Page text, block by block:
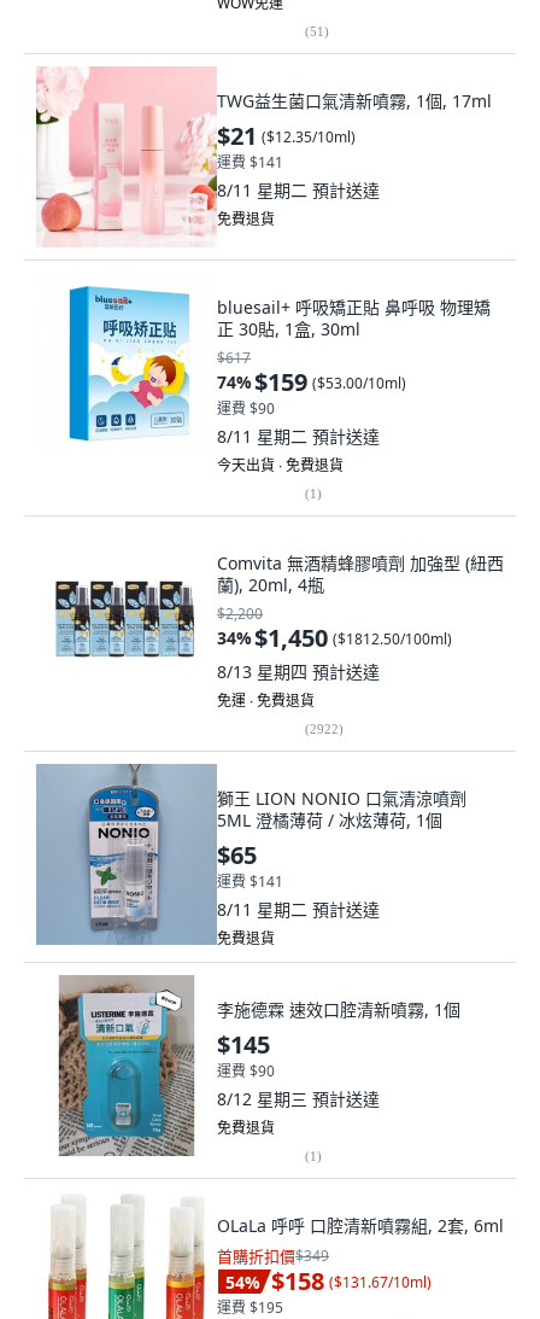
(51)
TWG益生菌口氣清新噴霧, 1個, 17ml
$21 ($12.35/10ml)
運費 $141
8/11 星期二 預計送達
免費退貨
bluesail+ 呼吸矯正貼 鼻呼吸 物理矯
正 30貼, 1盒, 30ml
$617
74%$159 ($53.00/10ml)
運費 $90
8/11 星期二 預計送達
今天出貨 ∙ 免費退貨
(1)
Comvita 無酒精蜂膠噴劑 加強型 (紐西
蘭), 20ml, 4瓶
$2,200
34%$1,450 ($1812.50/100ml)
8/13 星期四 預計送達
免運 ∙ 免費退貨
(2922)
獅王 LION NONIO 口氣清涼噴劑
5ML 澄橘薄荷 / 冰炫薄荷, 1個
$65
運費 $141
8/11 星期二 預計送達
免費退貨
李施德霖 速效口腔清新噴霧, 1個
$145
運費 $90
8/12 星期三 預計送達
免費退貨
(1)
OLaLa 呼呼 口腔清新噴霧組, 2套, 6ml
首購折扣價$349
54% $158 ($131.67/10ml)
運費 $195